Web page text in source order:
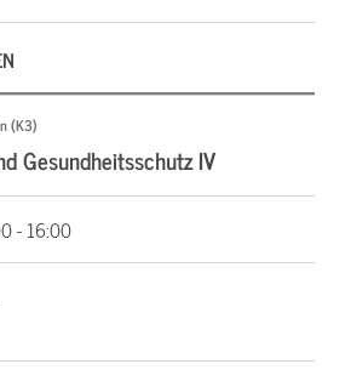
(K3)
Gesundheitsschutz IV
- 16:00